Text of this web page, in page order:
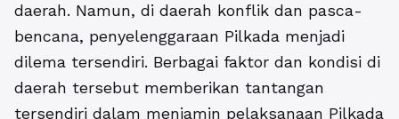
daerah. Namun, di daerah konflik dan pasca-
bencana, penyelenggaraan Pilkada menjadi
dilema tersendiri. Berbagai faktor dan kondisi di
daerah tersebut memberikan tantangan
tersendiri dalam menjamin pelaksanaan Pilkada